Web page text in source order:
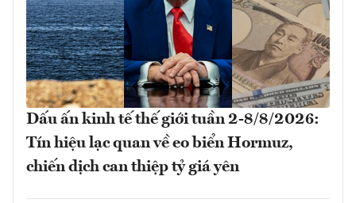
Dấu ấn kinh tế thế giới tuần 2-8/8/2026:
Tín hiệu lạc quan về eo biển Hormuz,
chiến dịch can thiệp tỷ giá yên